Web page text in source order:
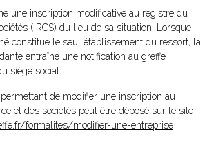
une inscription modificative au registre du
( RCS) du lieu de sa situation. Lorsque
constitue le seul établissement du ressort, la
entraîne une notification au greffe
siège social.
permettant de modifier une inscription au
et des sociétés peut être déposé sur le site
formalites/modifier-une-entreprise